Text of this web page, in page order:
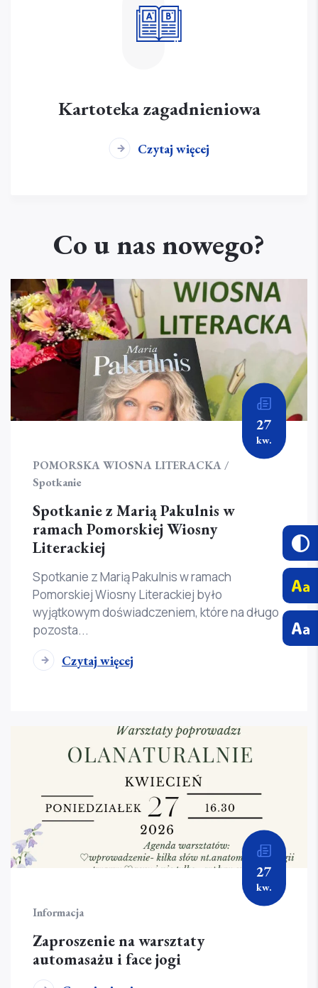
Kartoteka zagadnieniowa
Czytaj więcej
Co u nas nowego?
27
kw.
POMORSKA WIOSNA LITERACKA /
Spotkanie
Spotkanie z Marią Pakulnis w
ramach Pomorskiej Wiosny
Literackiej
Spotkanie z Marią Pakulnis w ramach
Pomorskiej Wiosny Literackiej było
wyjątkowym doświadczeniem, które na długo
pozosta...
Czytaj więcej
27
kw.
Informacja
Zaproszenie na warsztaty
automasażu i face jogi